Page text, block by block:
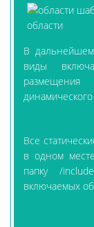
В
виды
Все
в одном
папку /
включаемых